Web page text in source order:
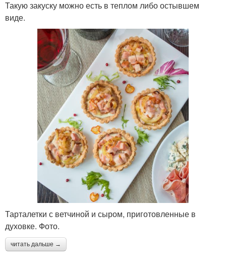
Такую закуску можно есть в теплом либо остывшем
виде.
Тарталетки с ветчиной и сыром, приготовленные в
духовке. Фото.
читать дальше →